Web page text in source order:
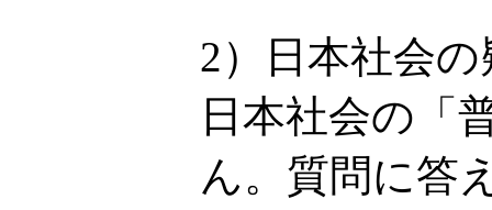
2）日本社会
日本社会の「
ん。質問に答